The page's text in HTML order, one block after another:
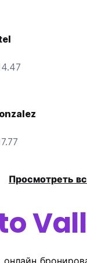
Просмотреть